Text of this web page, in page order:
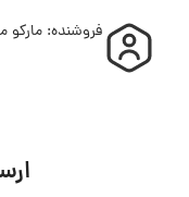
فروشنده: مارکو